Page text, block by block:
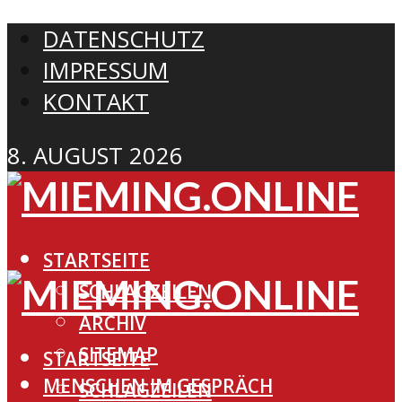
DATENSCHUTZ
IMPRESSUM
KONTAKT
8. AUGUST 2026
STARTSEITE
SCHLAGZEILEN
ARCHIV
SITEMAP
MENSCHEN IM GESPRÄCH
STARTSEITE
SCHLAGZEILEN